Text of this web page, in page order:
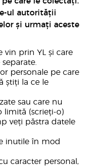
ul autorității
și urmați aceste
vin prin YL și care
personale pe care
știți la ce le
sau care nu
limită (scrieți-o)
veți păstra datele
inutile în mod
caracter personal,